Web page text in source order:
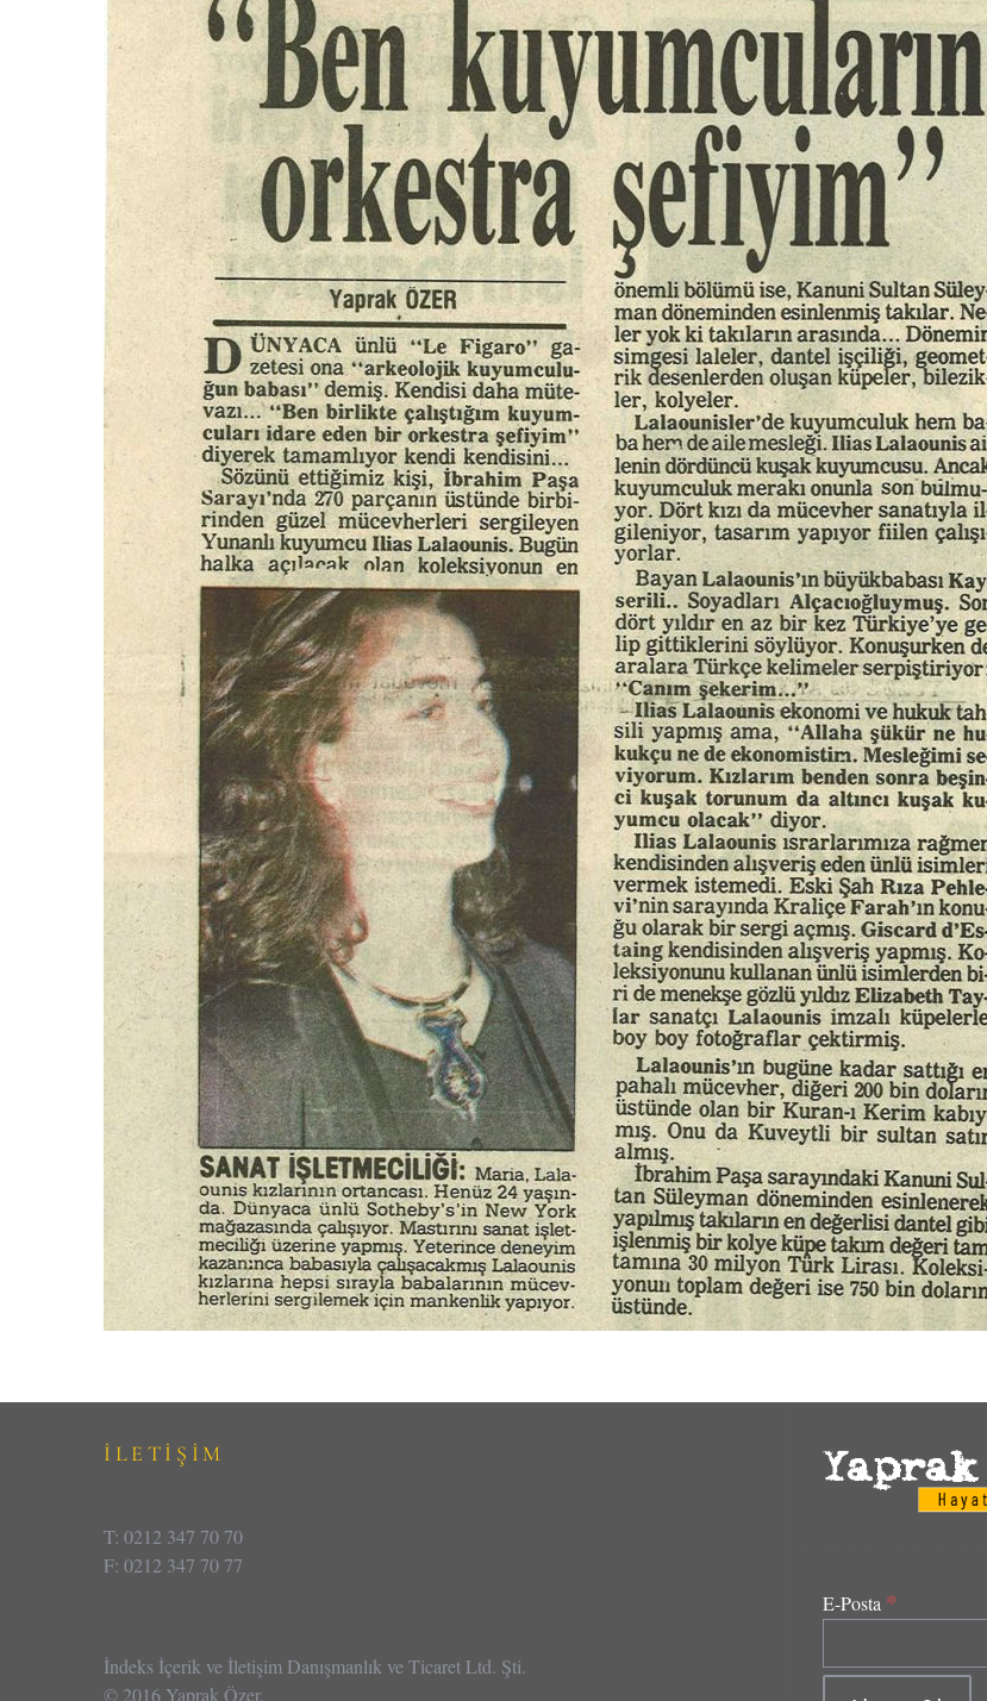
İLETİŞİM
T: 0212 347 70 70
F: 0212 347 70 77
İndeks İçerik ve İletişim Danışmanlık ve Ticaret Ltd. Şti.
© 2016 Yaprak Özer.
E-Posta *